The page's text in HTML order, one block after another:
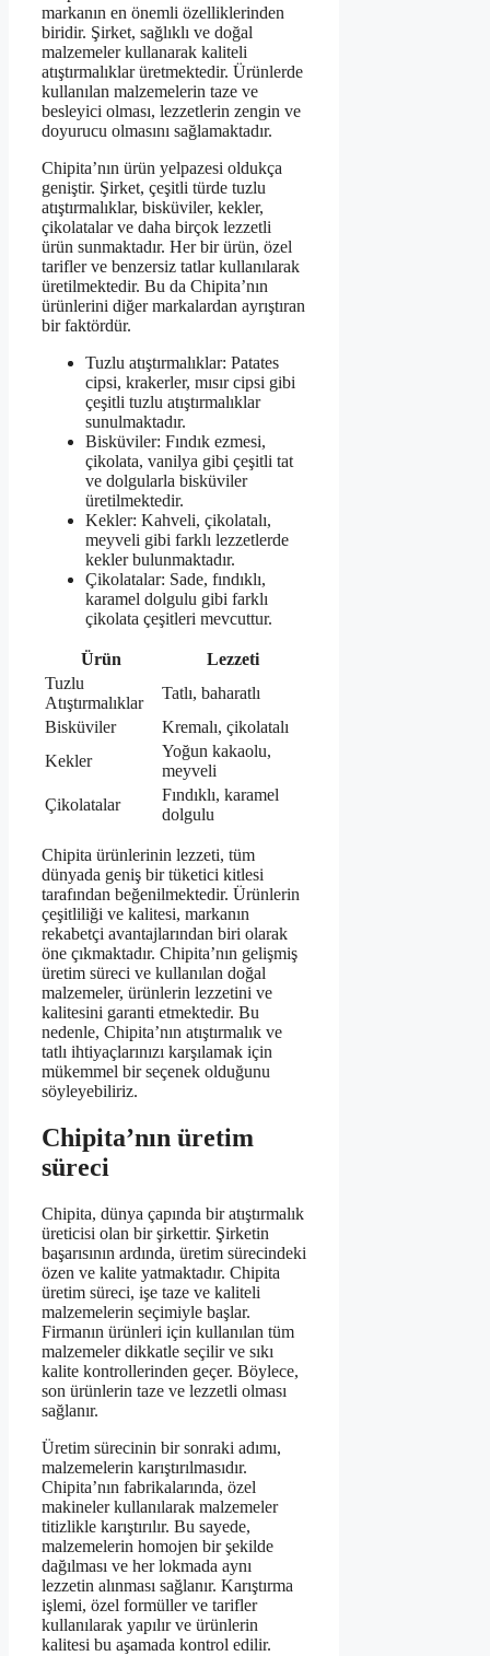
markanın en önemli özelliklerinden
biridir. Şirket, sağlıklı ve doğal
malzemeler kullanarak kaliteli
atıştırmalıklar üretmektedir. Ürünlerde
kullanılan malzemelerin taze ve
besleyici olması, lezzetlerin zengin ve
doyurucu olmasını sağlamaktadır.
Chipita’nın ürün yelpazesi oldukça
geniştir. Şirket, çeşitli türde tuzlu
atıştırmalıklar, bisküviler, kekler,
çikolatalar ve daha birçok lezzetli
ürün sunmaktadır. Her bir ürün, özel
tarifler ve benzersiz tatlar kullanılarak
üretilmektedir. Bu da Chipita’nın
ürünlerini diğer markalardan ayrıştıran
bir faktördür.
Tuzlu atıştırmalıklar: Patates
cipsi, krakerler, mısır cipsi gibi
çeşitli tuzlu atıştırmalıklar
sunulmaktadır.
Bisküviler: Fındık ezmesi,
çikolata, vanilya gibi çeşitli tat
ve dolgularla bisküviler
üretilmektedir.
Kekler: Kahveli, çikolatalı,
meyveli gibi farklı lezzetlerde
kekler bulunmaktadır.
Çikolatalar: Sade, fındıklı,
karamel dolgulu gibi farklı
çikolata çeşitleri mevcuttur.
Ürün
Lezzeti
Tuzlu
Atıştırmalıklar
Tatlı, baharatlı
Bisküviler
Kremalı, çikolatalı
Kekler
Yoğun kakaolu,
meyveli
Çikolatalar
Fındıklı, karamel
dolgulu
Chipita ürünlerinin lezzeti, tüm
dünyada geniş bir tüketici kitlesi
tarafından beğenilmektedir. Ürünlerin
çeşitliliği ve kalitesi, markanın
rekabetçi avantajlarından biri olarak
öne çıkmaktadır. Chipita’nın gelişmiş
üretim süreci ve kullanılan doğal
malzemeler, ürünlerin lezzetini ve
kalitesini garanti etmektedir. Bu
nedenle, Chipita’nın atıştırmalık ve
tatlı ihtiyaçlarınızı karşılamak için
mükemmel bir seçenek olduğunu
söyleyebiliriz.
Chipita’nın üretim
süreci
Chipita, dünya çapında bir atıştırmalık
üreticisi olan bir şirkettir. Şirketin
başarısının ardında, üretim sürecindeki
özen ve kalite yatmaktadır. Chipita
üretim süreci, işe taze ve kaliteli
malzemelerin seçimiyle başlar.
Firmanın ürünleri için kullanılan tüm
malzemeler dikkatle seçilir ve sıkı
kalite kontrollerinden geçer. Böylece,
son ürünlerin taze ve lezzetli olması
sağlanır.
Üretim sürecinin bir sonraki adımı,
malzemelerin karıştırılmasıdır.
Chipita’nın fabrikalarında, özel
makineler kullanılarak malzemeler
titizlikle karıştırılır. Bu sayede,
malzemelerin homojen bir şekilde
dağılması ve her lokmada aynı
lezzetin alınması sağlanır. Karıştırma
işlemi, özel formüller ve tarifler
kullanılarak yapılır ve ürünlerin
kalitesi bu aşamada kontrol edilir.